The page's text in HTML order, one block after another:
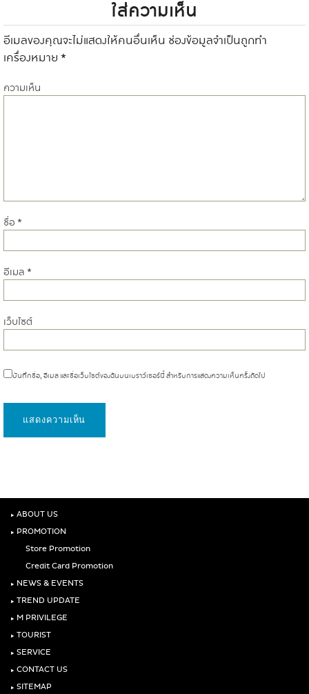
ใส่ความเห็น
อีเมลของคุณจะไม่แสดงให้คนอื่นเห็น ช่องข้อมูลจำเป็นถูกทำ
เครื่องหมาย *
ความเห็น
ชื่อ *
อีเมล *
เว็บไซต์
บันทึกชื่อ, อีเมล และชื่อเว็บไซต์ของฉันบนเบราว์เซอร์นี้ สำหรับการแสดงความเห็นครั้งถัดไป
‣ ABOUT US
‣ PROMOTION
Store Promotion
Credit Card Promotion
‣ NEWS & EVENTS
‣ TREND UPDATE
‣ M PRIVILEGE
‣ TOURIST
‣ SERVICE
‣ CONTACT US
‣ SITEMAP